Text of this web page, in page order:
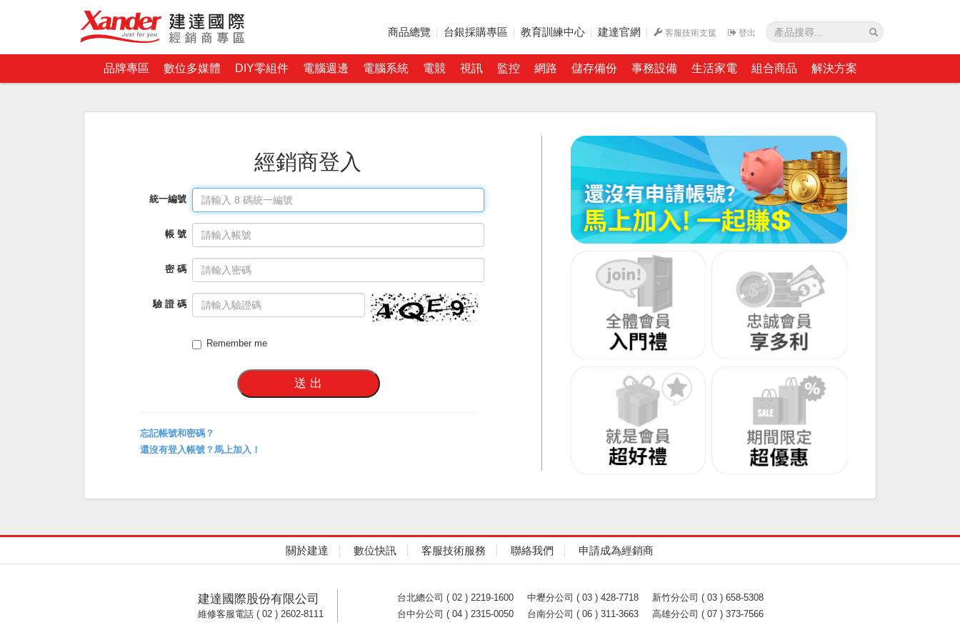
商品總覽 台銀採購專區 教育訓練中心 建達官網 客服技術支援 登出
品牌專區 數位多媒體 DIY零組件 電腦週邊 電腦系統 電競 視訊 監控 網路 儲存備份 事務設備 生活家電 組合商品 解決方案
經銷商登入
統一編號
帳 號
密 碼
驗 證 碼
Remember me
忘記帳號和密碼？
還沒有登入帳號？馬上加入！
關於建達 數位快訊 客服技術服務 聯絡我們 申請成為經銷商
建達國際股份有限公司
維修客服電話 ( 02 ) 2602-8111
台北總公司 ( 02 ) 2219-1600 中壢分公司 ( 03 ) 428-7718
新竹分公司 ( 03 ) 658-5308
台中分公司 ( 04 ) 2315-0050
台南分公司 ( 06 ) 311-3663 高雄分公司 ( 07 ) 373-7566